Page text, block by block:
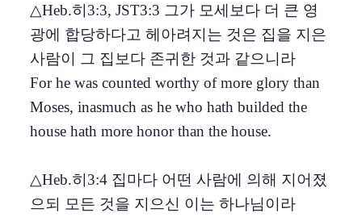
△Heb.히3:3, JST3:3 그가 모세보다 더 큰 영
광에 합당하다고 헤아려지는 것은 집을 지은
사람이 그 집보다 존귀한 것과 같으니라
For he was counted worthy of more glory than
Moses, inasmuch as he who hath builded the
house hath more honor than the house.
△Heb.히3:4 집마다 어떤 사람에 의해 지어졌
으되 모든 것을 지으신 이는 하나님이라